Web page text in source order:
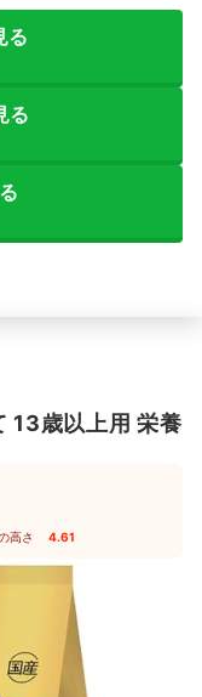
る
る
13歳以上用 栄養
高さ 4.61